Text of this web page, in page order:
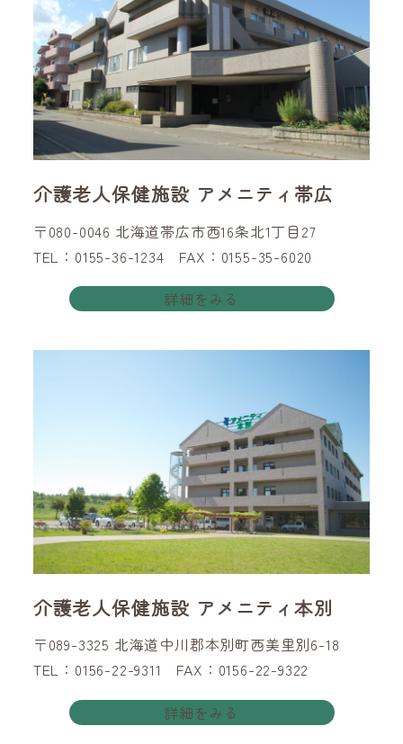
介護老人保健施設 アメニティ帯広
〒080-0046 北海道帯広市西16条北1丁目27
TEL：0155-36-1234 FAX：0155-35-6020
詳細をみる
介護老人保健施設 アメニティ本別
〒089-3325 北海道中川郡本別町西美里別6-18
TEL：0156-22-9311 FAX：0156-22-9322
詳細をみる